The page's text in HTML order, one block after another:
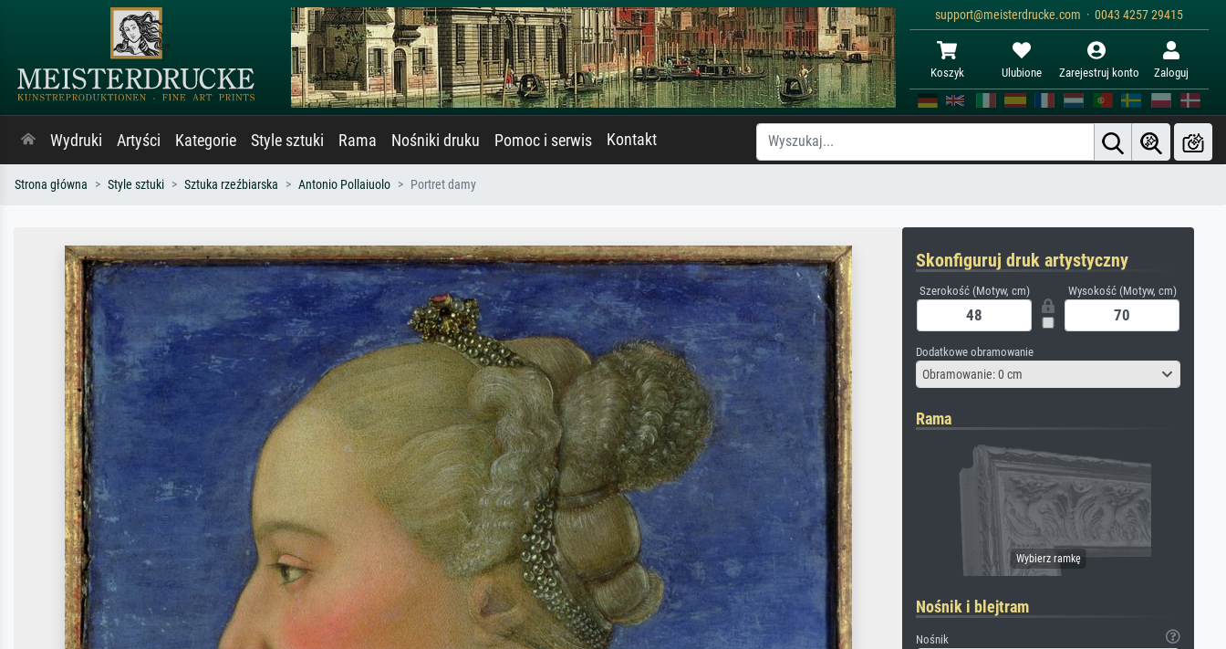
support@meisterdrucke.com · 0043 4257 29415
Koszyk Ulubione Zarejestruj konto Zaloguj
Wydruki Artyści Kategorie Style sztuki Rama Nośniki druku Pomoc i serwis Kontakt
Strona główna Style sztuki Sztuka rzeźbiarska Antonio Pollaiuolo Portret damy
Skonfiguruj druk artystyczny
Szerokość (Motyw, cm) Wysokość (Motyw, cm)
Dodatkowe obramowanie
Obramowanie: 0 cm
Rama
Nośnik i blejtram
Nośnik